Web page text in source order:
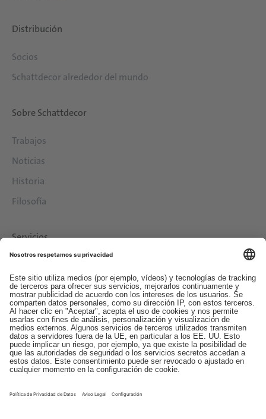
Distribución
Socios
Schattdecor alrededor del mundo
Sobre Schattdecor
Trabajos
Noticias
Historia
Filosofía
Servicios
Contacto
EDI